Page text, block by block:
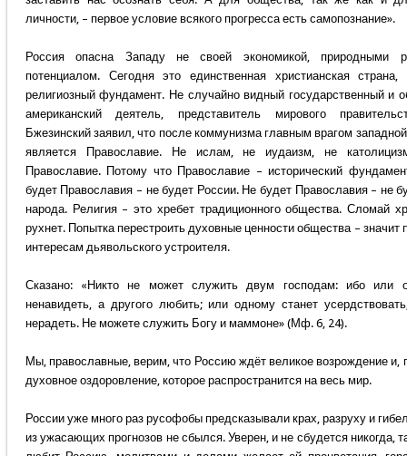
личности, – первое условие всякого прогресса есть самопознание».
Россия опасна Западу не своей экономикой, природными
потенциалом. Сегодня это единственная христианская страна,
религиозный фундамент. Не случайно видный государственный и
американский деятель, представитель мирового
Бжезинский заявил, что после коммунизма главным врагом
является Православие. Не ислам, не иудаизм, не
Православие. Потому что Православие – исторический
будет Православия – не будет России. Не будет Православия – не
народа. Религия – это хребет традиционного общества. Сломай
рухнет. Попытка перестроить духовные ценности общества – значит
интересам дьявольского устроителя.
Сказано: «Никто не может служить двум господам: ибо или
ненавидеть, а другого любить; или одному станет
нерадеть. Не можете служить Богу и маммоне» (Мф. 6, 24).
Мы, православные, верим, что Россию ждёт великое возрождение и,
духовное оздоровление, которое распространится на весь мир.
России уже много раз русофобы предсказывали крах, разруху и
из ужасающих прогнозов не сбылся. Уверен, и не сбудется никогда,